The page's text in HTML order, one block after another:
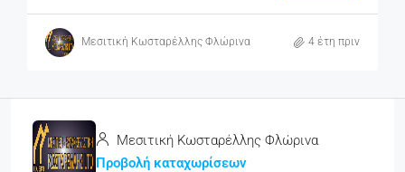
Μεσιτική Κωσταρέλλης Φλώρινα 4 έτη πριν
Μεσιτική Κωσταρέλλης Φλώρινα
Προβολή καταχωρίσεων